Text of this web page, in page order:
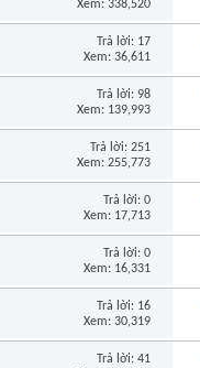
Xem: 338,520
Trả lời: 17
Xem: 36,611
Trả lời: 98
Xem: 139,993
Trả lời: 251
Xem: 255,773
Trả lời: 0
Xem: 17,713
Trả lời: 0
Xem: 16,331
Trả lời: 16
Xem: 30,319
Trả lời: 41